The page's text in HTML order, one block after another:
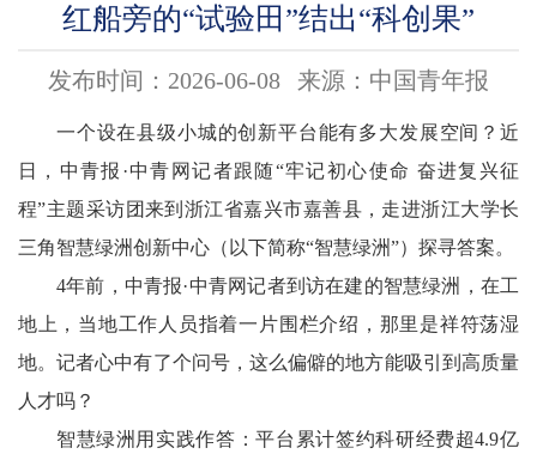
红船旁的“试验田”结出“科创果”
发布时间：2026-06-08 来源：中国青年报
一个设在县级小城的创新平台能有多大发展空间？近
日，中青报·中青网记者跟随“牢记初心使命 奋进复兴征
程”主题采访团来到浙江省嘉兴市嘉善县，走进浙江大学长
三角智慧绿洲创新中心（以下简称“智慧绿洲”）探寻答案。
4年前，中青报·中青网记者到访在建的智慧绿洲，在工
地上，当地工作人员指着一片围栏介绍，那里是祥符荡湿
地。记者心中有了个问号，这么偏僻的地方能吸引到高质量
人才吗？
智慧绿洲用实践作答：平台累计签约科研经费超4.9亿